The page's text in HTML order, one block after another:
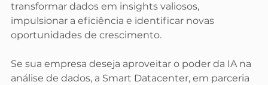
transformar dados em insights valiosos,
impulsionar a eficiência e identificar novas
oportunidades de crescimento.
Se sua empresa deseja aproveitar o poder da IA na
análise de dados, a Smart Datacenter, em parceria